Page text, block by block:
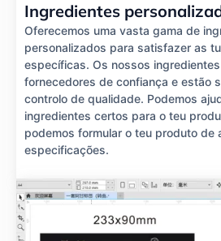
Ingredientes
Oferecemos uma vasta gama de
personalizados para satisfazer as
específicas. Os nossos
fornecedores de confiança e estão
controlo de qualidade. Podemos
ingredientes certos para o teu
podemos formular o teu produto de
especificações.